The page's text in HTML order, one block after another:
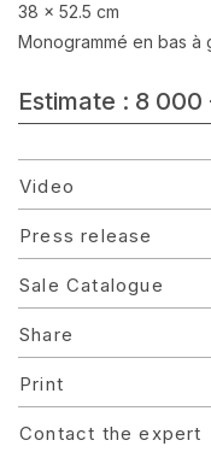
38 x 52.5 cm
Monogrammé en bas à
Estimate : 8 000
Video
Press release
Sale Catalogue
Share
Print
Contact the expert